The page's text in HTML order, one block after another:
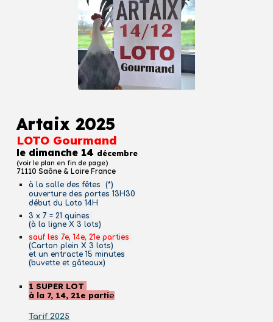
Artaix 2025
LOTO Gourmand
le dimanche 14 décembre
(voir le plan en fin de page)
71110 Saône & Loire France
à la salle des fêtes (*)
ouverture des portes 13H30
début du Loto 14H
3 x 7 = 21 quines
(à la ligne X 3 lots)
sauf les 7e, 14e, 21e parties
(Carton plein X 3 lots)
et un entracte 15 minutes
(buvette et gâteaux)
1 SUPER LOT
à la 7, 14, 21e partie
Tarif 2025